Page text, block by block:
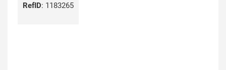
RefID: 1183265